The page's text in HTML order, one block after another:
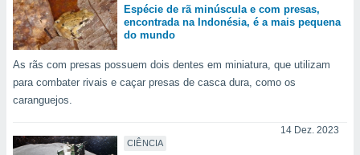
caso,
de que
para
navegação
não
ou
Espécie de rã minúscula e com presas,
encontrada na Indonésia, é a mais pequena
do mundo
As rãs com presas possuem dois dentes em miniatura, que utilizam
para combater rivais e caçar presas de casca dura, como os
caranguejos.
CIÊNCIA
14 Dez. 2023